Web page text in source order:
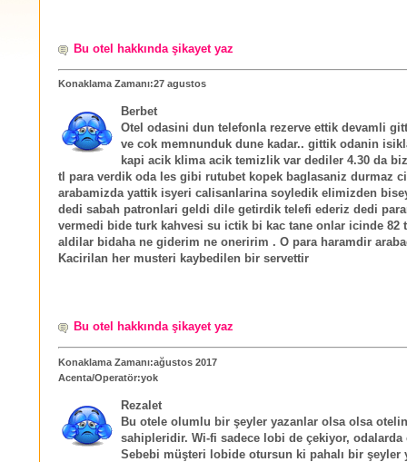
Bu otel hakkında şikayet yaz
Konaklama Zamanı:27 agustos
Berbet
Otel odasini dun telefonla rezerve ettik devamli
ve cok memnunduk dune kadar.. gittik odanin
kapi acik klima acik temizlik var dediler 4.30 da
tl para verdik oda les gibi rutubet kopek baglasaniz durmaz
arabamizda yattik isyeri calisanlarina soyledik elimizden
dedi sabah patronlari geldi dile getirdik telefi ederiz dedi
vermedi bide turk kahvesi su ictik bi kac tane onlar icinde 82
aldilar bidaha ne giderim ne oneririm . O para haramdir
Kacirilan her musteri kaybedilen bir servettir
Bu otel hakkında şikayet yaz
Konaklama Zamanı:ağustos 2017
Acenta/Operatör:yok
Rezalet
Bu otele olumlu bir şeyler yazanlar olsa olsa otelin
sahipleridir. Wi-fi sadece lobi de çekiyor, odalarda
Sebebi müşteri lobide otursun ki pahalı bir şeyler